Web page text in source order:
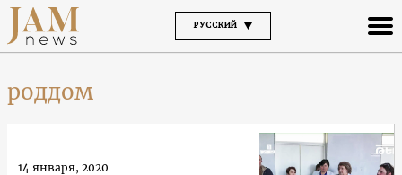
РУССКИЙ
роддом
14 января, 2020